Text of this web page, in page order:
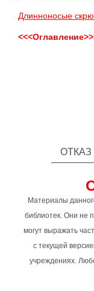
Длинноносые
Материалы
библиотек. Они не
могут выражать
с текущей
учреждениях.